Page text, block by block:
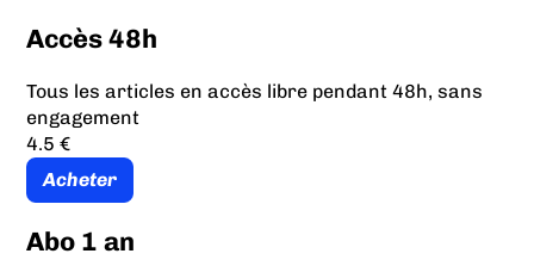
Accès 48h
Tous les articles en accès libre pendant 48h, sans
engagement
4.5 €
Acheter
Abo 1 an